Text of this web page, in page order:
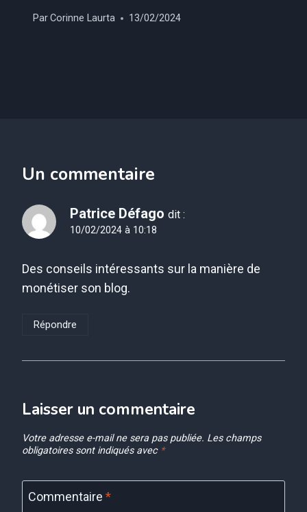
ParCorinne Laurta 13/02/2024
Un commentaire
Patrice Défago dit :
10/02/2024 à 10:18
Des conseils intéressants sur la manière de
monétiser son blog.
Répondre
Laisser un commentaire
Votre adresse e-mail ne sera pas publiée. Les champs
obligatoires sont indiqués avec *
Commentaire *